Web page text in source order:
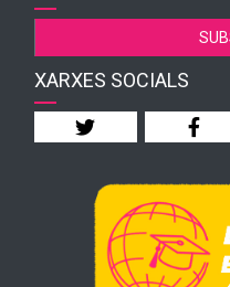
XARXES SOCIALS